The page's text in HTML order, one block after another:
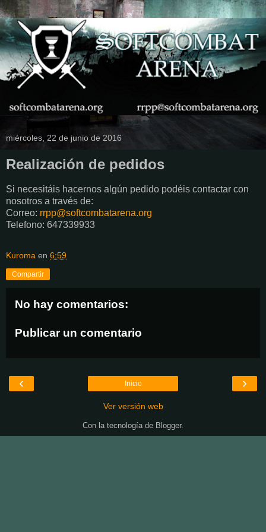
miércoles, 22 de junio de 2016
Realización de pedidos
Si necesitáis hacernos algún pedido podéis contactar con
nosotros a través de:
Correo: rrpp@softcombatarena.org
Telefono: 647339933
Kuroma en 6:59
Compartir
No hay comentarios:
Publicar un comentario
‹ ›
Inicio
Ver versión web
Con la tecnología de Blogger.